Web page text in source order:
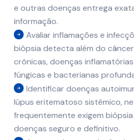
e outras doenças entrega
informação.
Avaliar inflamações e
biópsia detecta além do
crônicas, doenças
fúngicas e bacterianas
Identificar doenças
lúpus eritematoso sistêmico,
frequentemente exigem
doenças seguro e definitivo.